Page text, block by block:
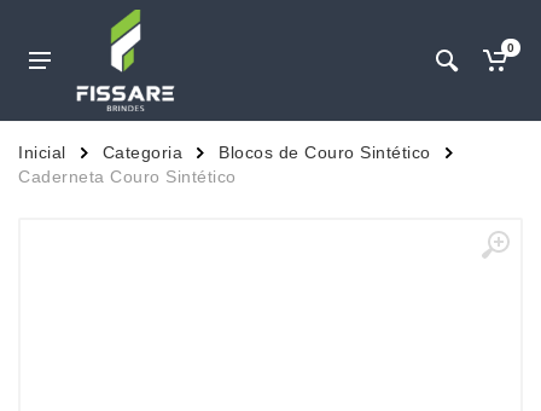
0
Inicial Categoria
Blocos de Couro Sintético
Caderneta Couro Sintético